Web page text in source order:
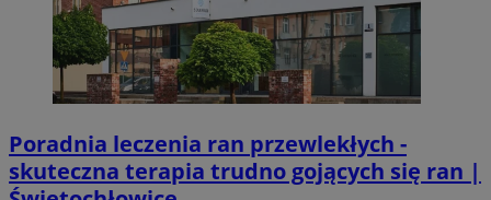
Poradnia leczenia ran przewlekłych -
skuteczna terapia trudno gojących się ran |